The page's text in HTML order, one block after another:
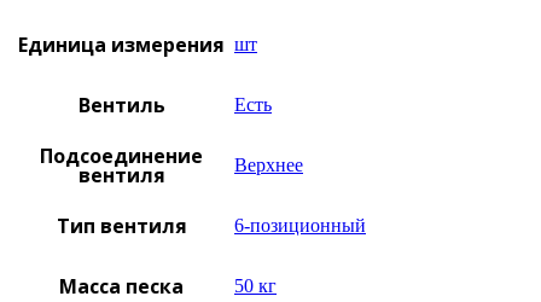
Единица измерения шт
Вентиль Есть
Подсоединение
вентиля Верхнее
Тип вентиля 6-позиционный
Масса песка 50 кг